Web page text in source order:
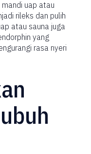
uap atau
rileks dan pulih
atau sauna juga
yang
rasa nyeri